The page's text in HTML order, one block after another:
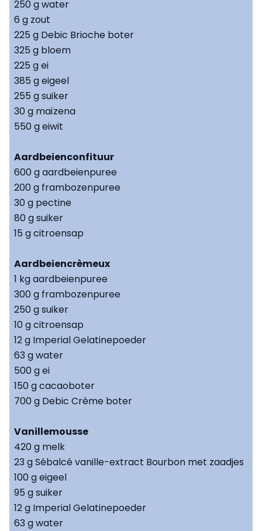
250 g water
6 g zout
225 g Debic Brioche boter
325 g bloem
225 g ei
385 g eigeel
255 g suiker
30 g maïzena
550 g eiwit
Aardbeienconfituur
600 g aardbeienpuree
200 g frambozenpuree
30 g pectine
80 g suiker
15 g citroensap
Aardbeiencrèmeux
1 kg aardbeienpuree
300 g frambozenpuree
250 g suiker
10 g citroensap
12 g Imperial Gelatinepoeder
63 g water
500 g ei
150 g cacaoboter
700 g Debic Crème boter
Vanillemousse
420 g melk
23 g Sébalcé vanille-extract Bourbon met zaadjes
100 g eigeel
95 g suiker
12 g Imperial Gelatinepoeder
63 g water